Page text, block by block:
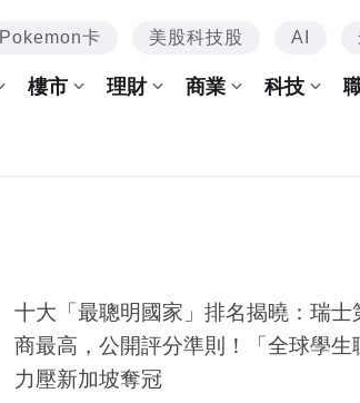
Pokemon卡 美股科技股 AI
樓市 理財 商業 科技
十大「最聰明國家」排名揭曉：瑞士
商最高，公開評分準則！「全球學生
力壓新加坡奪冠